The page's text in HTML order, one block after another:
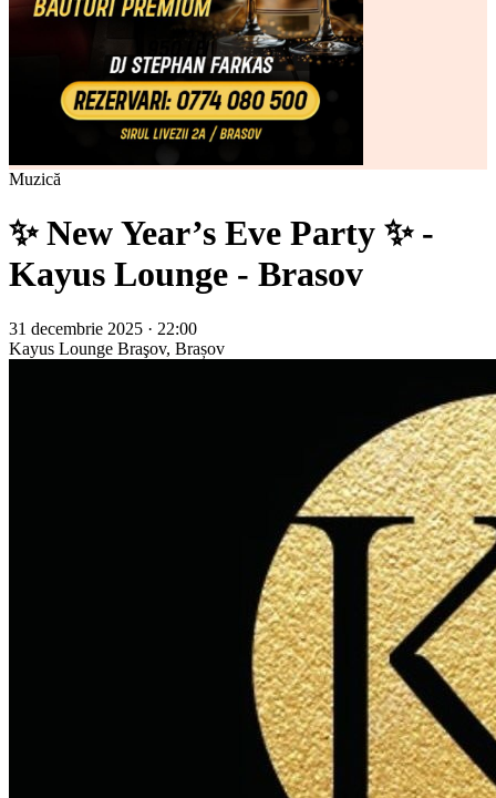
Muzică
✨ New Year’s Eve Party ✨ -
Kayus Lounge - Brasov
31 decembrie 2025 · 22:00
Kayus Lounge Braşov, Brașov